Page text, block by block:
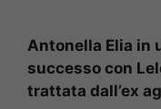
Antonella Elia in
successo con
trattata dall’ex